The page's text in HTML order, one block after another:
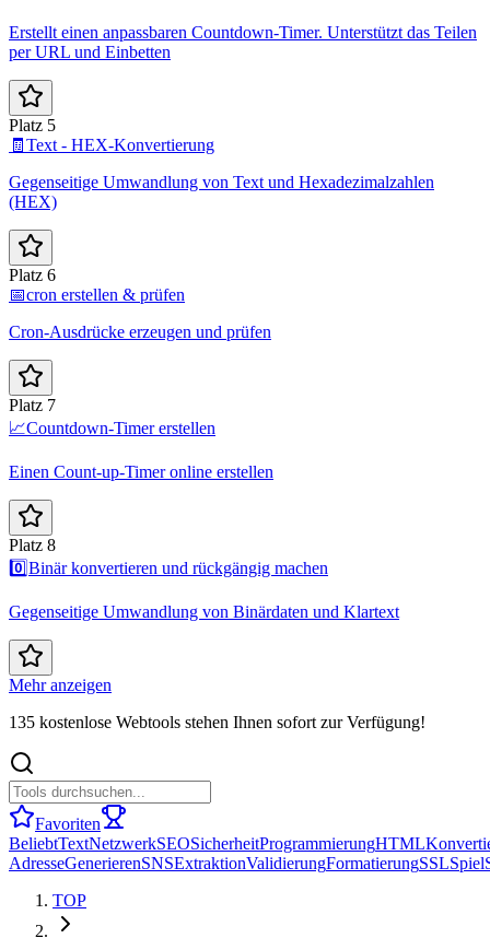
Erstellt einen anpassbaren Countdown-Timer. Unterstützt das Teilen
per URL und Einbetten
Platz 5
🧾 Text - HEX-Konvertierung
Gegenseitige Umwandlung von Text und Hexadezimalzahlen
(HEX)
Platz 6
📅cron erstellen & prüfen
Cron-Ausdrücke erzeugen und prüfen
Platz 7
📈Countdown-Timer erstellen
Einen Count-up-Timer online erstellen
Platz 8
0️⃣Binär konvertieren und rückgängig machen
Gegenseitige Umwandlung von Binärdaten und Klartext
Mehr anzeigen
135 kostenlose Webtools stehen Ihnen sofort zur Verfügung!
Favoriten
BeliebtTextNetzwerkSEOSicherheitProgrammierungHTML
AdresseGenerierenSNSExtraktionValidierungFormatierungSSLSpiel
TOP